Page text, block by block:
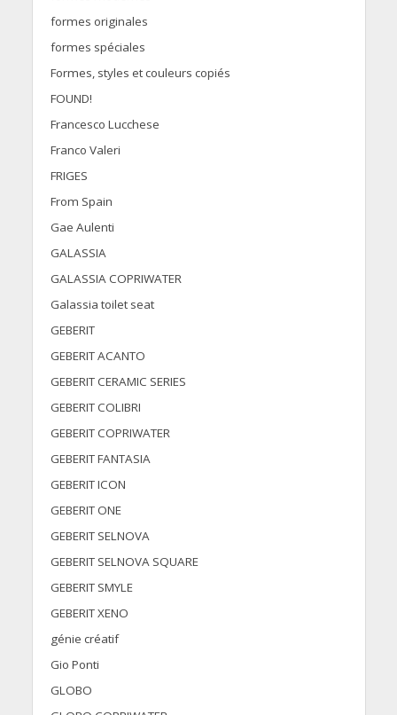
formes originales
formes spéciales
Formes, styles et couleurs copiés
FOUND!
Francesco Lucchese
Franco Valeri
FRIGES
From Spain
Gae Aulenti
GALASSIA
GALASSIA COPRIWATER
Galassia toilet seat
GEBERIT
GEBERIT ACANTO
GEBERIT CERAMIC SERIES
GEBERIT COLIBRI
GEBERIT COPRIWATER
GEBERIT FANTASIA
GEBERIT ICON
GEBERIT ONE
GEBERIT SELNOVA
GEBERIT SELNOVA SQUARE
GEBERIT SMYLE
GEBERIT XENO
génie créatif
Gio Ponti
GLOBO